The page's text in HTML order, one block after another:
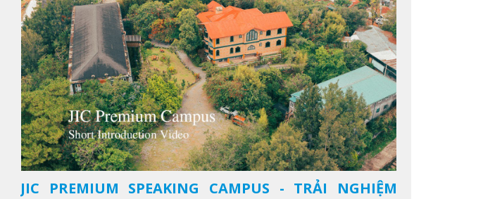
JIC PREMIUM SPEAKING CAMPUS - TRẢI NGHIỆM